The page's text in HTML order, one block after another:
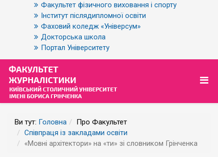
Факультет фізичного виховання і спорту
Інститут післядипломної освіти
Фаховий коледж «Універсум»
Докторська школа
Портал Університету
Ви тут: Головна
Про Факультет
Співпраця із закладами освіти
«Мовні архітектори» на «ти» зі словником Грінченка